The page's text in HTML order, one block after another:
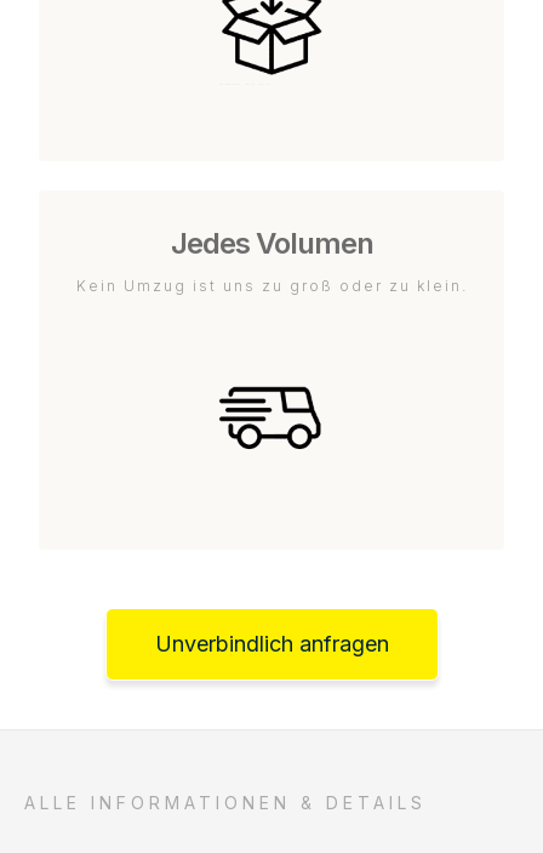
Jedes Volumen
Kein Umzug ist uns zu groß oder zu klein.
Unverbindlich anfragen
ALLE INFORMATIONEN & DETAILS